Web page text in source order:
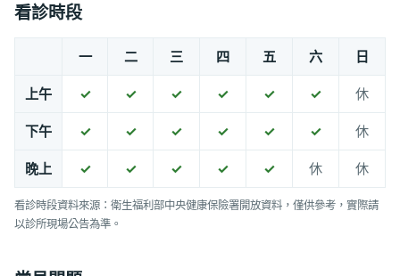
看診時段
一 二 三 四 五 六 日
上午 ✓ ✓ ✓ ✓ ✓ ✓ 休
下午 ✓ ✓ ✓ ✓ ✓ ✓ 休
晚上 ✓ ✓ ✓ ✓ ✓ 休 休
看診時段資料來源：衛生福利部中央健康保險署開放資料，僅供參考，實際請
以診所現場公告為準。